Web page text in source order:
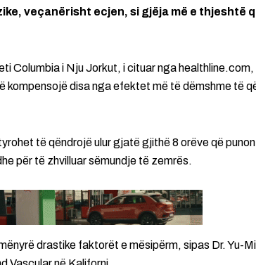
veçanërisht ecjen, si gjëja më e thjeshtë
Columbia i Nju Jorkut, i cituar nga
kompensojë disa nga efektet më të dëmshme të
të qëndrojë ulur gjatë gjithë 8 orëve që
për të zhvilluar sëmundje të zemrës.
drastike faktorët e mësipërm, sipas Dr. Yu-